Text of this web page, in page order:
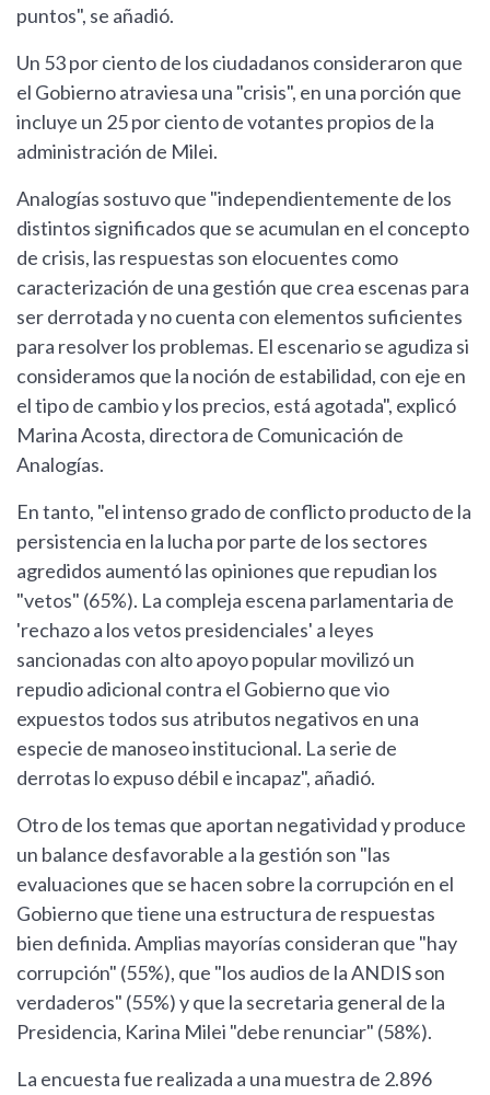
puntos", se añadió.
Un 53 por ciento de los ciudadanos consideraron que
el Gobierno atraviesa una "crisis", en una porción que
incluye un 25 por ciento de votantes propios de la
administración de Milei.
Analogías sostuvo que "independientemente de los
distintos significados que se acumulan en el concepto
de crisis, las respuestas son elocuentes como
caracterización de una gestión que crea escenas para
ser derrotada y no cuenta con elementos suficientes
para resolver los problemas. El escenario se agudiza si
consideramos que la noción de estabilidad, con eje en
el tipo de cambio y los precios, está agotada", explicó
Marina Acosta, directora de Comunicación de
Analogías.
En tanto, "el intenso grado de conflicto producto de la
persistencia en la lucha por parte de los sectores
agredidos aumentó las opiniones que repudian los
"vetos" (65%). La compleja escena parlamentaria de
'rechazo a los vetos presidenciales' a leyes
sancionadas con alto apoyo popular movilizó un
repudio adicional contra el Gobierno que vio
expuestos todos sus atributos negativos en una
especie de manoseo institucional. La serie de
derrotas lo expuso débil e incapaz", añadió.
Otro de los temas que aportan negatividad y produce
un balance desfavorable a la gestión son "las
evaluaciones que se hacen sobre la corrupción en el
Gobierno que tiene una estructura de respuestas
bien definida. Amplias mayorías consideran que "hay
corrupción" (55%), que "los audios de la ANDIS son
verdaderos" (55%) y que la secretaria general de la
Presidencia, Karina Milei "debe renunciar" (58%).
La encuesta fue realizada a una muestra de 2.896